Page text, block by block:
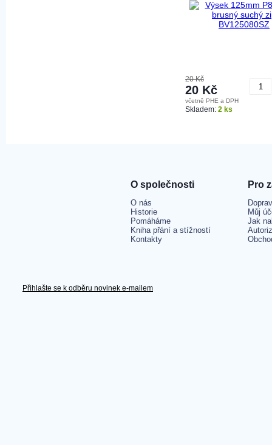
20 Kč
20 Kč
včetně PHE a DPH
Skladem: 2 ks
O společnosti
O nás
Historie
Pomáháme
Kniha přání a stížností
Kontakty
Pro
Můj
Jak
Přihlašte se k odběru novinek e-mailem